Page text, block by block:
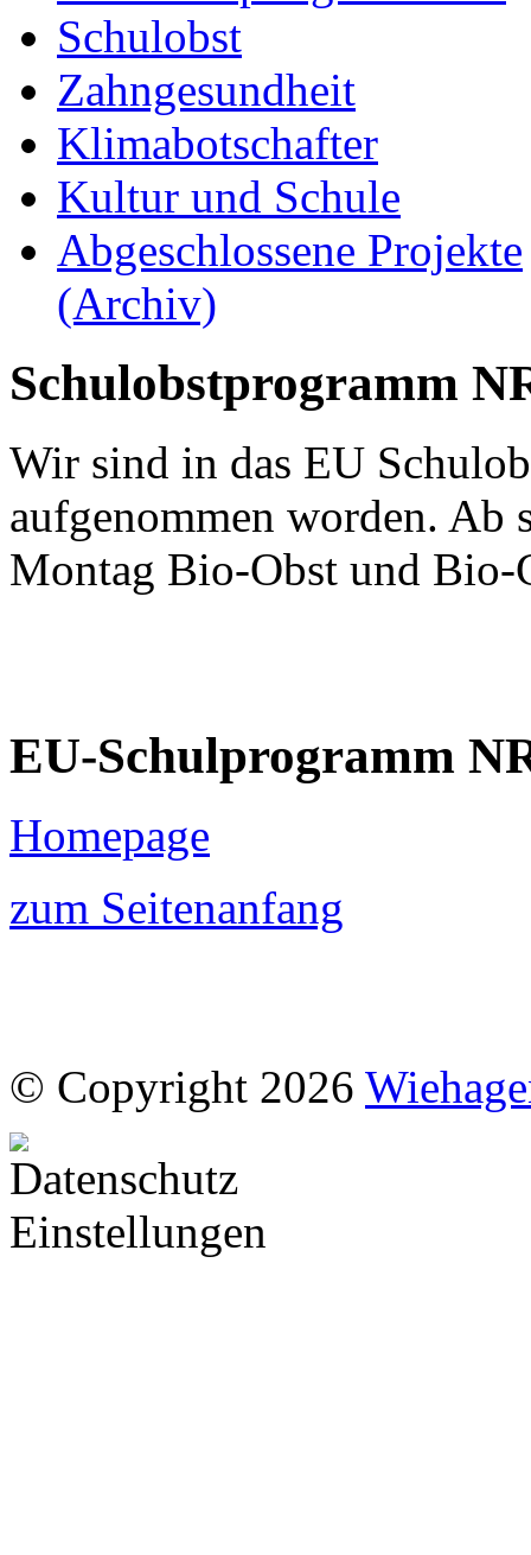
Schulobst
Zahngesundheit
Klimabotschafter
Kultur und Schule
Abgeschlossene Projekte
(Archiv)
Schulobstprogramm
Wir sind in das EU
aufgenommen worden. Ab
Montag Bio-Obst und Bio-
EU-Schulprogramm
Homepage
zum Seitenanfang
© Copyright 2026